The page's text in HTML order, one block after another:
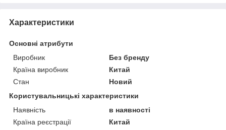
Характеристики
Основні атрибути
Виробник
Без бренду
Країна виробник
Китай
Стан
Новий
Користувальницькі характеристики
Наявність
в наявності
Країна реєстрації
Китай